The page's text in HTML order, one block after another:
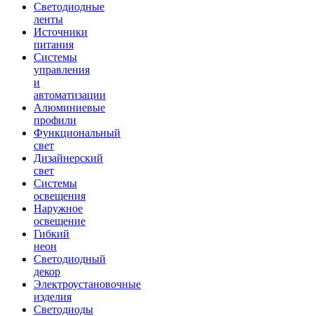
Светодиодные
ленты
Источники
питания
Системы
управления
и
автоматизации
Алюминиевые
профили
Функциональный
свет
Дизайнерский
свет
Системы
освещения
Наружное
освещение
Гибкий
неон
Светодиодный
декор
Электроустановочные
изделия
Светодиоды